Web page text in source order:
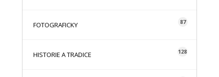
FOTOGRAFICKY 87
HISTORIE A TRADICE 128